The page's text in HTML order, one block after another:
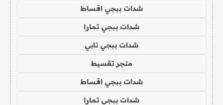
شدات ببجي اقساط
شدات ببجي تمارا
شدات ببجي تابي
متجر تقسيط
شدات ببجي اقساط
شدات ببجي تمارا